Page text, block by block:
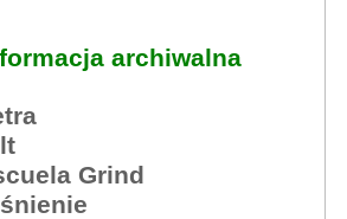
archiwalna
Grind